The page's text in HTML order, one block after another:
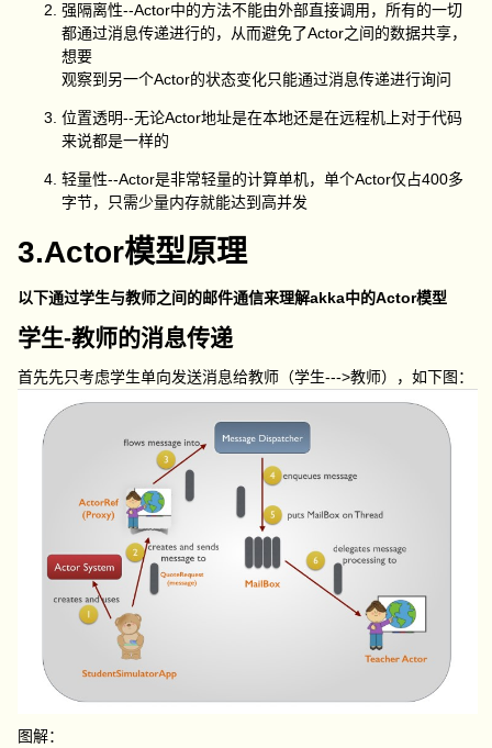
强隔离性--Actor中的方法不能由外部直接调用，所有的一切
都通过消息传递进行的，从而避免了Actor之间的数据共享，
想要
观察到另一个Actor的状态变化只能通过消息传递进行询问
位置透明--无论Actor地址是在本地还是在远程机上对于代码
来说都是一样的
轻量性--Actor是非常轻量的计算单机，单个Actor仅占400多
字节，只需少量内存就能达到高并发
3.Actor模型原理
以下通过学生与教师之间的邮件通信来理解akka中的Actor模型
学生-教师的消息传递
首先先只考虑学生单向发送消息给教师（学生--->教师），如下图：
图解：